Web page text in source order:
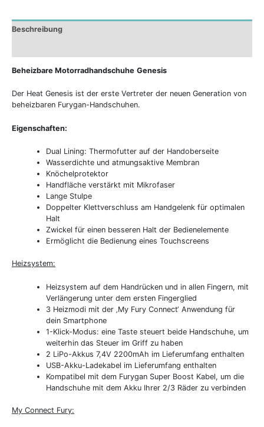
Beschreibung
Beheizbare Motorradhandschuhe Genesis
Der Heat Genesis ist der erste Vertreter der neuen Generation von
beheizbaren Furygan-Handschuhen.
Eigenschaften:
Dual Lining: Thermofutter auf der Handoberseite
Wasserdichte und atmungsaktive Membran
Knöchelprotektor
Handfläche verstärkt mit Mikrofaser
Lange Stulpe
Doppelter Klettverschluss am Handgelenk für optimalen
Halt
Zwickel für einen besseren Halt der Bedienelemente
Ermöglicht die Bedienung eines Touchscreens
Heizsystem:
Heizsystem auf dem Handrücken und in allen Fingern, mit
Verlängerung unter dem ersten Fingerglied
3 Heizmodi mit der ‚My Fury Connect‘ Anwendung für
dein Smartphone
1-Klick-Modus: eine Taste steuert beide Handschuhe, um
weiterhin das Steuer im Griff zu haben
2 LiPo-Akkus 7,4V 2200mAh im Lieferumfang enthalten
USB-Akku-Ladekabel im Lieferumfang enthalten
Kompatibel mit dem Furygan Super Boost Kabel, um die
Handschuhe mit dem Akku Ihrer 2/3 Räder zu verbinden
My Connect Fury: